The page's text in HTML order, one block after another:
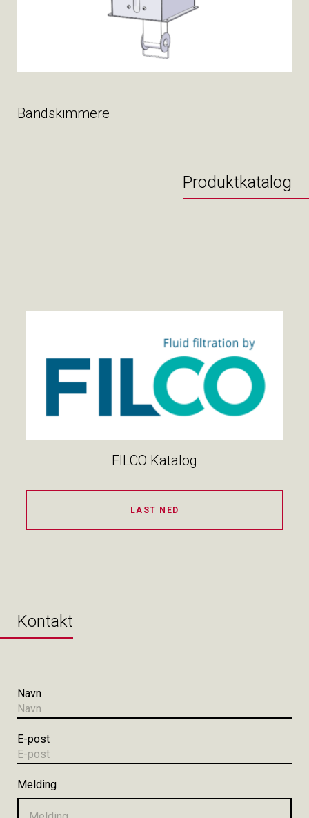
Bandskimmere
Produktkatalog
FILCO Katalog
LAST NED
Kontakt
Navn
E-post
Melding